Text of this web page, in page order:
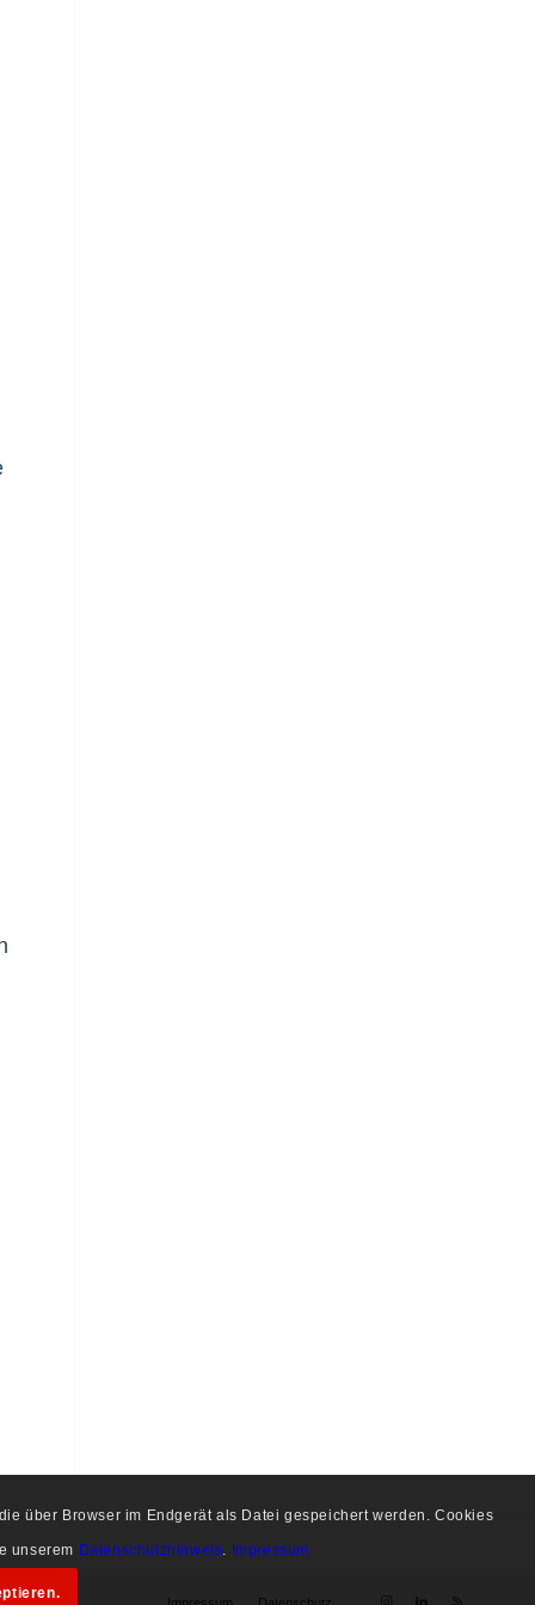
über Browser im Endgerät als Datei gespeichert werden. Cookies
unserem Datenschutzhinweis. Impressum